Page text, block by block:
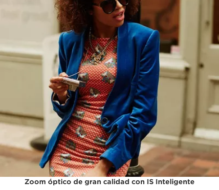
Zoom óptico de gran calidad con IS Inteligente